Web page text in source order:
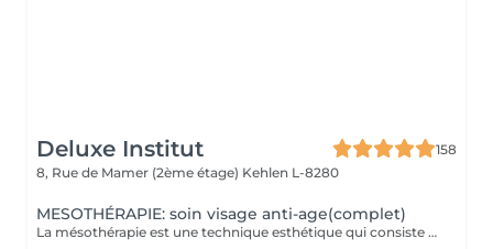
Deluxe Institut
158
8, Rue de Mamer (2ème étage) Kehlen L-8280
MESOTHÉRAPIE: soin visage anti-age(complet)
La mésothérapie est une technique esthétique qui consiste à injecter de petites quantités de substances actives (vitamines, minéraux, acide hyaluronique, etc.) directement dans les couches superficielles de la peau. Elle est utilisée pour améliorer l'aspect de la peau et stimuler la régénération cellulaire. Les Bienfaits de la Mésothérapie Hydratation intense et rajeunissement cutané Apporte un coup d'éclat immédiat à la peau. Réduit les rides et les ridules en stimulant la production de collagène et d'élastine. Hydrate en profondeur et améliore la texture de la peau. Traite les taches pigmentaires, les cicatrices d'acné et la rosacée. Aide à uniformiser le teint et à réduire les imperfections. Pourquoi Choisir la Mésothérapie ? Traitement peu invasif et pratiquement indolore. Effet naturel et progressif, sans chirurgie ni éviction sociale. Résultats visibles après quelques séances seulement. Un soin idéal pour retrouver une peau éclatante, un corps raffermi et une chevelure en pleine santé !